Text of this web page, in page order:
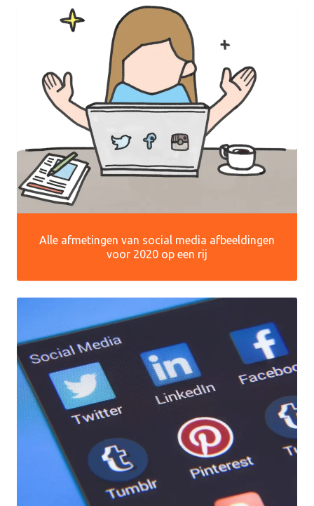
Alle afmetingen van social media afbeeldingen
voor 2020 op een rij